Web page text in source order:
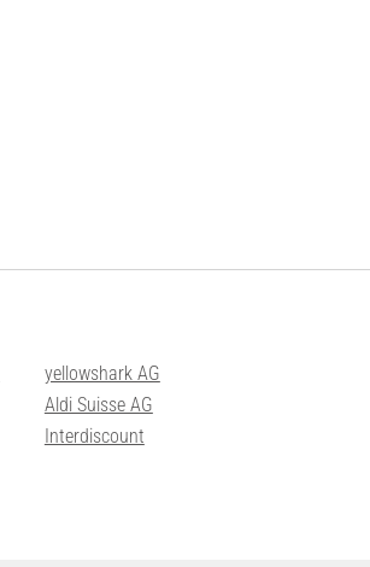
yellowshark AG
Aldi Suisse AG
Interdiscount